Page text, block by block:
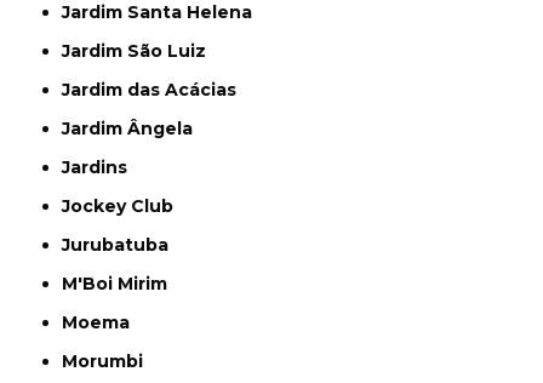
Jardim Santa Helena
Jardim São Luiz
Jardim das Acácias
Jardim Ângela
Jardins
Jockey Club
Jurubatuba
M'Boi Mirim
Moema
Morumbi